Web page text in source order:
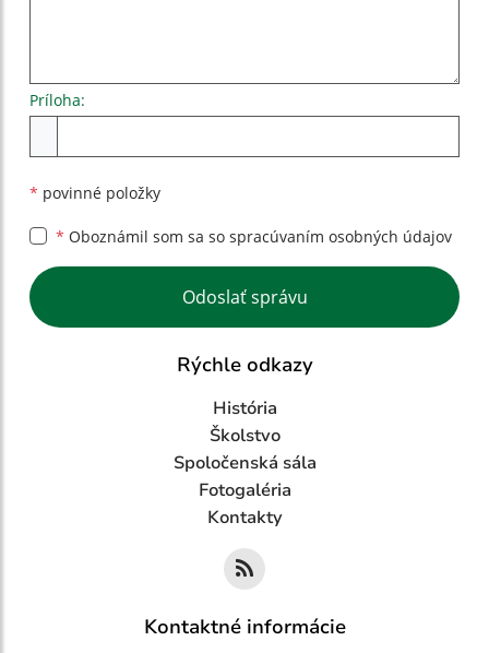
Príloha:
* povinné položky
* Oboznámil som sa so spracúvaním osobných údajov
Google reCaptcha Response
Odoslať správu
Rýchle odkazy
História
Školstvo
Spoločenská sála
Fotogaléria
Kontakty
Kontaktné informácie